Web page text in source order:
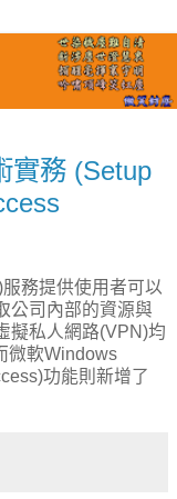
實務 (Setup
務提供使用者可以
公司內部的資源與
擬私人網路(VPN)均
微軟Windows
功能則新增了